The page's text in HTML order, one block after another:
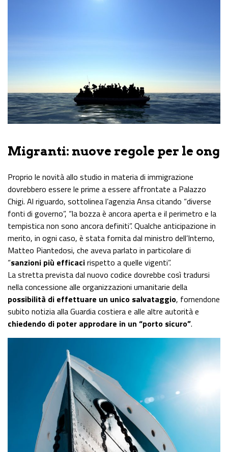
Migranti: nuove regole per le ong
Proprio le novità allo studio in materia di immigrazione
dovrebbero essere le prime a essere affrontate a Palazzo
Chigi. Al riguardo, sottolinea l’agenzia Ansa citando “diverse
fonti di governo”, “la bozza è ancora aperta e il perimetro e la
tempistica non sono ancora definiti”. Qualche anticipazione in
merito, in ogni caso, è stata fornita dal ministro dell’Interno,
Matteo Piantedosi, che aveva parlato in particolare di
“sanzioni più efficacirispetto a quelle vigenti”.
La stretta prevista dal nuovo codice dovrebbe così tradursi
nella concessione alle organizzazioni umanitarie della
possibilità di effettuare un unico salvataggio, fornendone
subito notizia alla Guardia costiera e alle altre autorità e
chiedendo di poter approdare in un “porto sicuro”.